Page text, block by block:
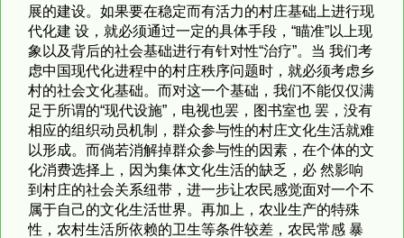
展的建设。如果要在稳定而有活力的村庄基础上进行现
代化建 设，就必须通过一定的具体手段，“瞄准”以上现
象以及背后的社会基础进行有针对性“治疗”。当 我们考
虑中国现代化进程中的村庄秩序问题时，就必须考虑乡
村的社会文化基础。而对这一个基础，我们不能仅仅满
足于所谓的“现代设施”，电视也罢，图书室也 罢，没有
相应的组织动员机制，群众参与性的村庄文化生活就难
以形成。而倘若消解掉群众参与性的因素，在个体的文
化消费选择上，因为集体文化生活的缺乏，必 然影响
到村庄的社会关系纽带，进一步让农民感觉面对一个不
属于自己的文化生活世界。再加上，农业生产的特殊
性，农村生活所依赖的卫生等条件较差，农民常感 暴